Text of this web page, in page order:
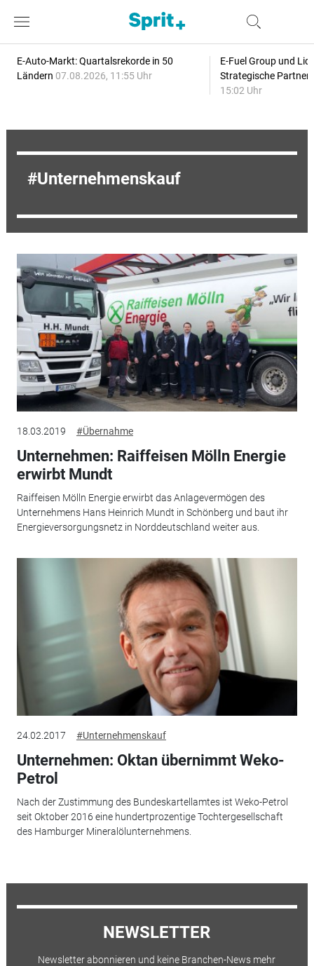
E-Auto-Markt: Quartalsrekorde in 50
Ländern 07.08.2026, 11:55 Uhr
E-Fuel Group und
Strategische
15:02 Uhr
Unternehmenskauf
18.03.2019 #Übernahme
Unternehmen: Raiffeisen Mölln Energie
erwirbt Mundt
Raiffeisen Mölln Energie erwirbt das Anlagevermögen des
Unternehmens Hans Heinrich Mundt in Schönberg und baut ihr
Energieversorgungsnetz in Norddeutschland weiter aus.
24.02.2017 #Unternehmenskauf
Unternehmen: Oktan übernimmt Weko-
Petrol
Nach der Zustimmung des Bundeskartellamtes ist Weko-Petrol
seit Oktober 2016 eine hundertprozentige Tochtergesellschaft
des Hamburger Mineralölunternehmens.
NEWSLETTER
Newsletter abonnieren und keine Branchen-News mehr